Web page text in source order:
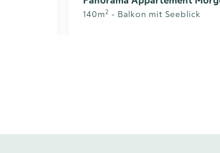
140 m2 - Balkon mit Seeblick